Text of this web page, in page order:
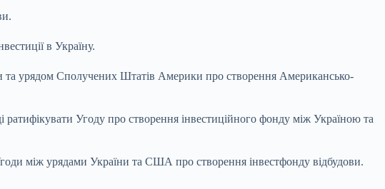
в Україну.
та урядом Сполучених Штатів Америки про створення Американсько-
ратифікувати Угоду про створення інвестиційного фонду між Україною та
між урядами України та США про створення інвестфонду відбудови.